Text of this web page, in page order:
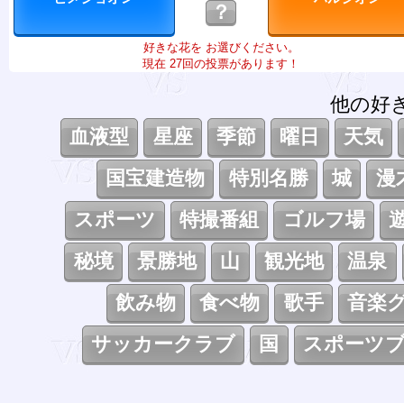
？
好きな花を お選びください。
現在 27回の投票があります！
他の好
血液型
星座 季節 曜日
天気
国宝建造物
特別名勝 城
漫
スポーツ
特撮番組 ゴルフ場
秘境
景勝地 山 観光地
温泉
飲み物
食べ物 歌手
音楽
サッカークラブ
国 スポーツ